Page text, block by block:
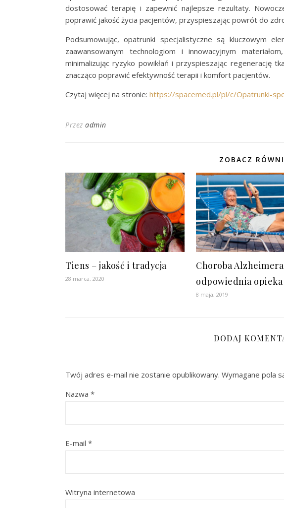
dostosować terapię i zapewnić najlepsze rezultaty.
poprawić jakość życia pacjentów, przyspieszając powrót do
Podsumowując, opatrunki specjalistyczne są kluczowym
zaawansowanym technologiom i innowacyjnym
minimalizując ryzyko powikłań i przyspieszając regenerację
znacząco poprawić efektywność terapii i komfort pacjentów.
Czytaj więcej na stronie: https://spacemed.pl/pl/c/Opatrunki-
Przez admin
ZOBACZ
Tiens – jakość i tradycja
28 marca, 2020
Choroba
odpowiednia opieka
8 maja, 2019
DODAJ
Twój adres e-mail nie zostanie opublikowany. Wymagane pola
Nazwa *
E-mail *
Witryna internetowa